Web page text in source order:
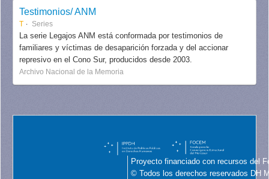
Testimonios/ ANM
T Series
La serie Legajos ANM está conformada por testimonios de
familiares y víctimas de desaparición forzada y del accionar
represivo en el Cono Sur, producidos desde 2003.
Archivo Nacional de la Memoria
Proyecto financiado con recursos del
© Todos los derechos reservados DH